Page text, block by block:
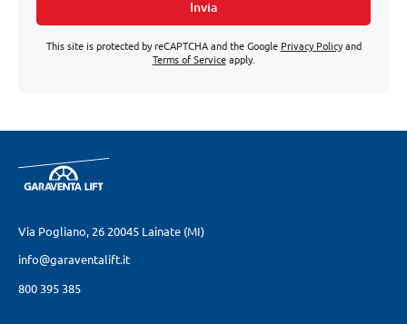
Invia
This site is protected by reCAPTCHA and the Google Privacy Policyand
Terms of Serviceapply.
Via Pogliano, 26 20045 Lainate (MI)
info@garaventalift.it
800 395 385